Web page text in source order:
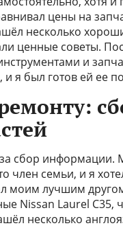
цены на
несколько
ценные советы.
и
я был готов ей ее
сбор информации.
член семьи, и я
моим лучшим
Nissan Laurel C35,
несколько